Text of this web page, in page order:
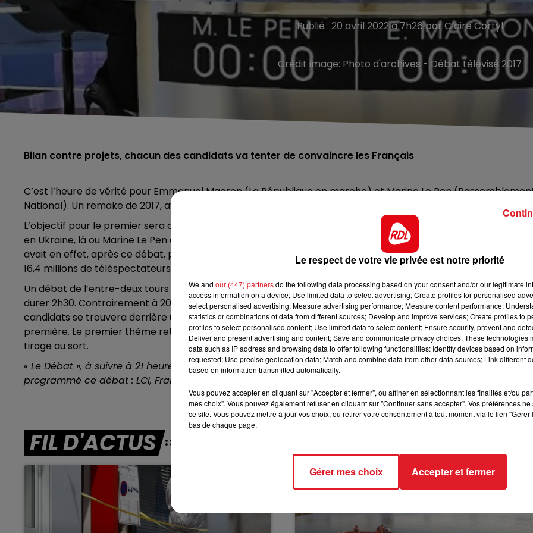
8h00 - 10h00
RDL WEEK-END
11h00 - 12h00
SUR UN AIR D'ACCORDÉON
Publié : 20 avril 2022 à 7h26 par Claire Cortyl
Crédit image: Photo d'archives - Débat télévisé 2017
Bilan contre projets, chacun des candidats va tenter de convaincre les Français
C’est l’heure de vérité pour Emmanuel Macron (La République en marche) et Marine Le Pen
National). Un remake de 2017, avec la même affiche qu’il y a 5 ans.
L’objectif pour le premier sera de défendre son bilan, notamment la gestion de la crise sanitaire et de la
en Ukraine, là ou Marine Le Pen doit convaincre, avec ses projets, et faire mieux qu’il y a 5 ans. La candidate
avait en effet, après ce débat, perdu 3 points dans les sondages, en 2017 à l’issue de sa performance suivie par
16,4 millions de téléspectateurs.
Un débat de l’entre-deux tours de l’élection présidentielle présenté par Gilles Bouleau et Léa Salamé, qui doit
durer 2h30. Contrairement à 2017 ou les deux candidats étaient installés à la même table, chacun des
candidats se trouvera derrière une table distincte, à 2m50 de distance. C’est Marine le Pen qui parlera la
première. Le premier thème retenu est celui du pouvoir d’achat. C’est aussi celle qui clôturera. Ça s’est joué
tirage au sort.
« Le Débat », à suivre à 21 heures sur TF1, France 2 mais aussi sur la TNT, puisque plusieurs chaînes ont
programmé ce débat : LCI, Franceinfo et Public Sénat
FIL D'ACTUS
Le respect de votre vie privée est notre priorité
We and our (447) partnersdo the following data processing based on your consent and/or our legitimate
access information on a device; Use limited data to select advertising; Create profiles for personalised
select personalised advertising; Measure advertising performance; Measure content performance;
statistics or combinations of data from different sources; Develop and improve services; Create profiles to
profiles to select personalised content; Use limited data to select content; Ensure security, prevent and
Deliver and present advertising and content; Save and communicate privacy choices. These technologies
data such as IP address and browsing data to offer following functionalities: Identify devices based on
requested; Use precise geolocation data; Match and combine data from other data sources; Link different
based on information transmitted automatically.
Vous pouvez accepter en cliquant sur "Accepter et fermer", ou affiner en sélectionnant les finalités et/ou
mes choix". Vous pouvez également refuser en cliquant sur "Continuer sans accepter". Vos préférences
ce site. Vous pouvez mettre à jour vos choix, ou retirer votre consentement à tout moment via le lien
bas de chaque page.
Gérer mes choix Accepter et fermer